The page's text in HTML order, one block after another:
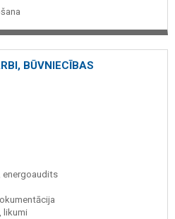
BŪVNIECĪBAS
energoaudits
likumi